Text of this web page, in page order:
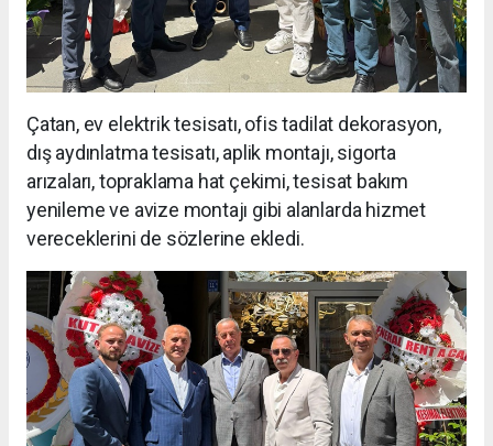
Çatan, ev elektrik tesisatı, ofis tadilat dekorasyon,
dış aydınlatma tesisatı, aplik montajı, sigorta
arızaları, topraklama hat çekimi, tesisat bakım
yenileme ve avize montajı gibi alanlarda hizmet
vereceklerini de sözlerine ekledi.